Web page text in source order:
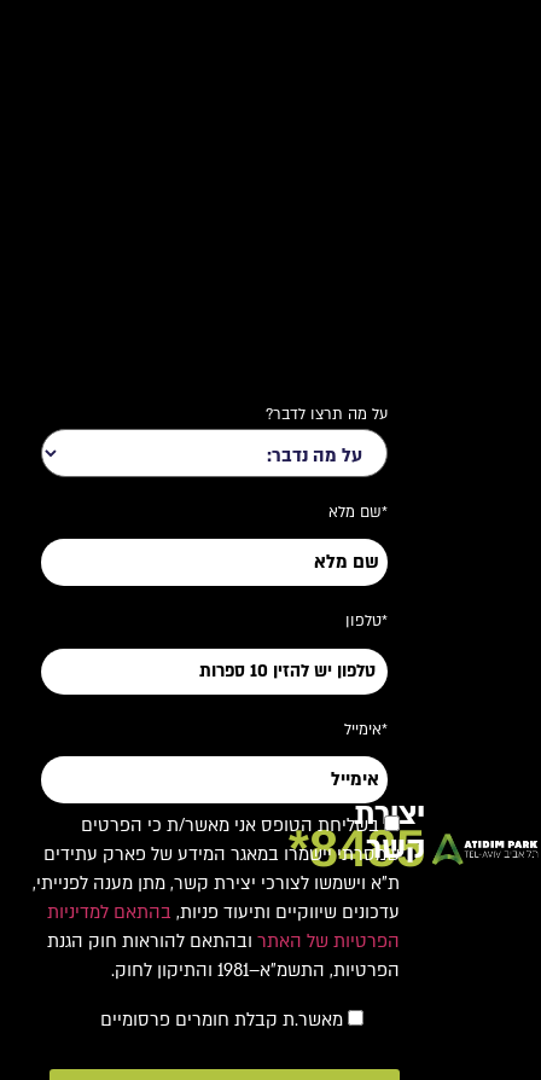
8485*
יצירת
קשר
על מה תרצו לדבר?
*שם מלא
*טלפון
*אימייל
בשליחת הטופס אני מאשר/ת כי הפרטים
שמסרתי יישמרו במאגר המידע של פארק עתידים
ת"א וישמשו לצורכי יצירת קשר, מתן מענה לפנייתי,
עדכונים שיווקיים ותיעוד פניות, בהתאם למדיניות
הפרטיות של האתרובהתאם להוראות חוק הגנת
הפרטיות, התשמ"א–1981 והתיקון לחוק.
מאשר.ת קבלת חומרים פרסומיים